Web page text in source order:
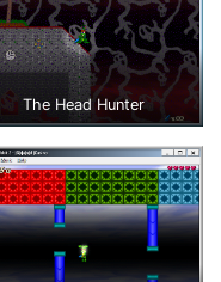
The Head Hunter